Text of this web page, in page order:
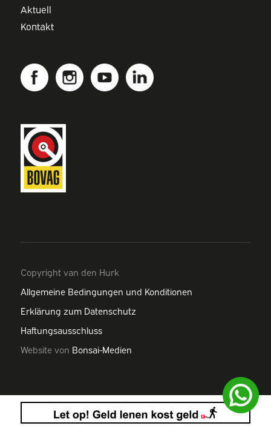
Aktuell
Kontakt
Copyright van den Hurk
Allgemeine Bedingungen und Konditionen
Erklärung zum Datenschutz
Haftungsausschluss
Website von Bonsai-Medien